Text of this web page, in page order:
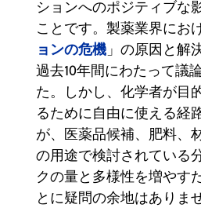
ションへのポジティブな
ことです。製薬業界にお
ョンの危機 」の原因と解
過去10年間にわたって議
た。しかし、化学者が目
るために自由に使える経
が、医薬品候補、肥料、
の用途で検討されている
クの量と多様性を増やす
とに疑問の余地はありませ